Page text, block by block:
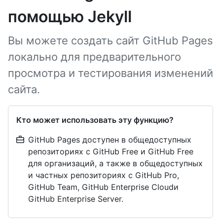
помощью Jekyll
Вы можете создать сайт GitHub Pages
локально для предварительного
просмотра и тестирования изменений
сайта.
Кто может использовать эту функцию?
GitHub Pages доступен в общедоступных
репозиториях с GitHub Free и GitHub Free
для организаций, а также в общедоступных
и частных репозиториях с GitHub Pro,
GitHub Team, GitHub Enterprise Cloudи
GitHub Enterprise Server.